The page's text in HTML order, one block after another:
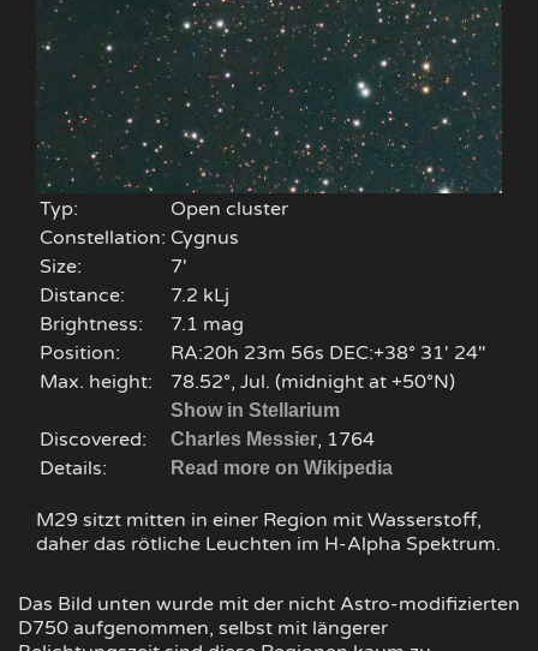
Typ:
Open cluster
Constellation: Cygnus
Size:
7'
Distance:
7.2 kLj
Brightness:
7.1 mag
Position:
RA:20h 23m 56s DEC:+38° 31′ 24″
Max. height:
78.52°, Jul. (midnight at +50°N)
Show in Stellarium
Discovered: Charles Messier, 1764
Details:
Read more on Wikipedia
M29 sitzt mitten in einer Region mit Wasserstoff,
daher das rötliche Leuchten im H-Alpha Spektrum.
Das Bild unten wurde mit der nicht Astro-modifizierten
D750 aufgenommen, selbst mit längerer